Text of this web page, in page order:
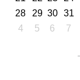
28
29 30 31
4
5 6 7